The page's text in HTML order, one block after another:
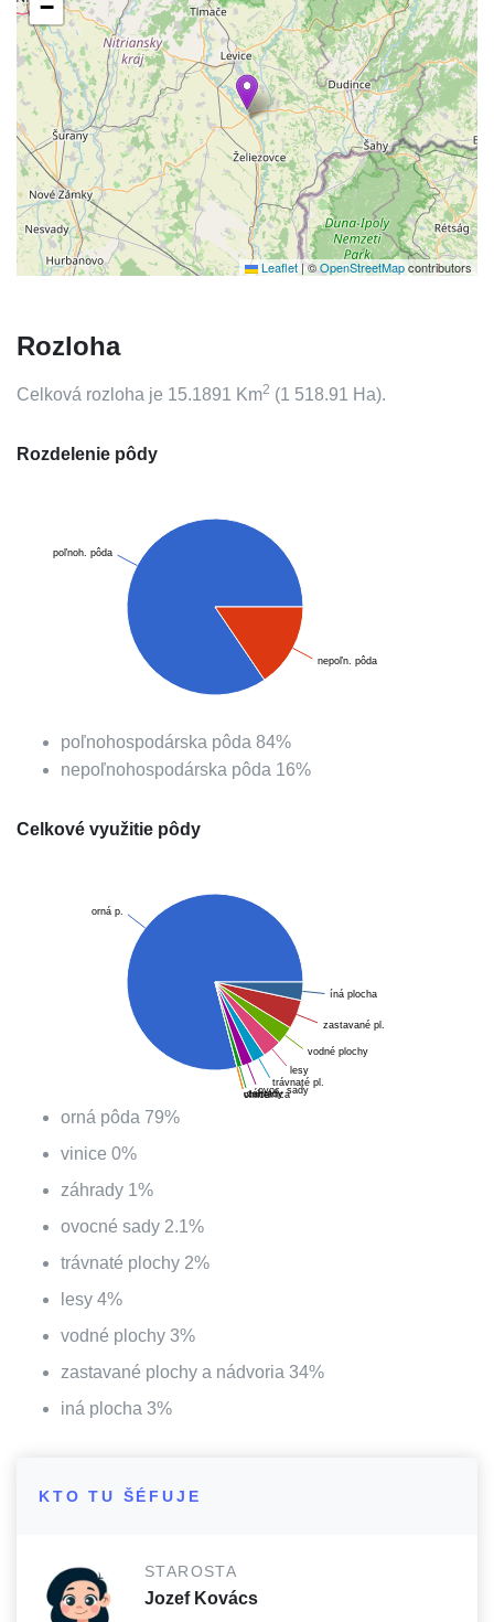
−
Leaflet|©OpenStreetMapcontributors
Rozloha
Celková rozloha je 15.1891 Km2 (1 518.91 Ha).
Rozdelenie pôdy
poľnoh. pôda
nepoľn. pôda
poľnohospodárska pôda 84%
nepoľnohospodárska pôda 16%
Celkové využitie pôdy
orná p.
chmelnica
vinice
záhrady
ovoc. sady
trávnaté pl.
lesy
vodné plochy
zastavané pl.
íná plocha
orná pôda 79%
vinice 0%
záhrady 1%
ovocné sady 2.1%
trávnaté plochy 2%
lesy 4%
vodné plochy 3%
zastavané plochy a nádvoria 34%
iná plocha 3%
KTO TU ŠÉFUJE
STAROSTA
Jozef Kovács